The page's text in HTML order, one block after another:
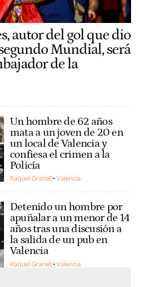
autor del gol que dio
Mundial, será
de la
Un hombre de 62 años
mata a un joven de 20 en
un local de Valencia y
confiesa el crimen a la
Policía
Raquel Granell Valencia
Detenido un hombre por
apuñalar a un menor de 14
años tras una discusión a
la salida de un pub en
Valencia
Raquel Granell Valencia